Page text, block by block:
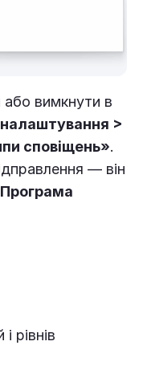
вимкнути в
>
сповіщень».
— він
Програма
рівнів